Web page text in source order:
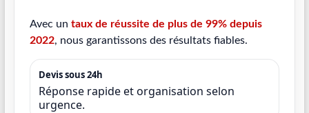
Avec un taux de réussite de plus de 99% depuis
2022, nous garantissons des résultats fiables.
Devis sous 24h
Réponse rapide et organisation selon
urgence.